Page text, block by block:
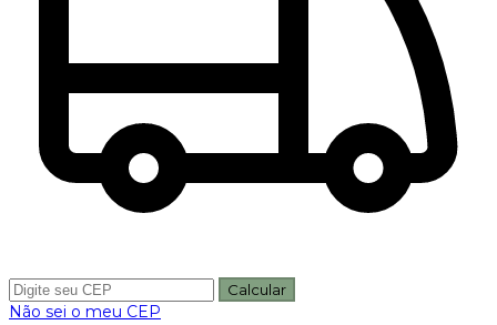
Calcular
Não sei o meu CEP